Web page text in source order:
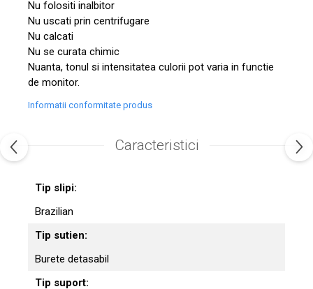
Nu folositi inalbitor
Nu uscati prin centrifugare
Nu calcati
Nu se curata chimic
Nuanta, tonul si intensitatea culorii pot varia in functie
de monitor.
Informatii conformitate produs
Caracteristici
Tip slipi:
Brazilian
Tip sutien:
Burete detasabil
Tip suport: